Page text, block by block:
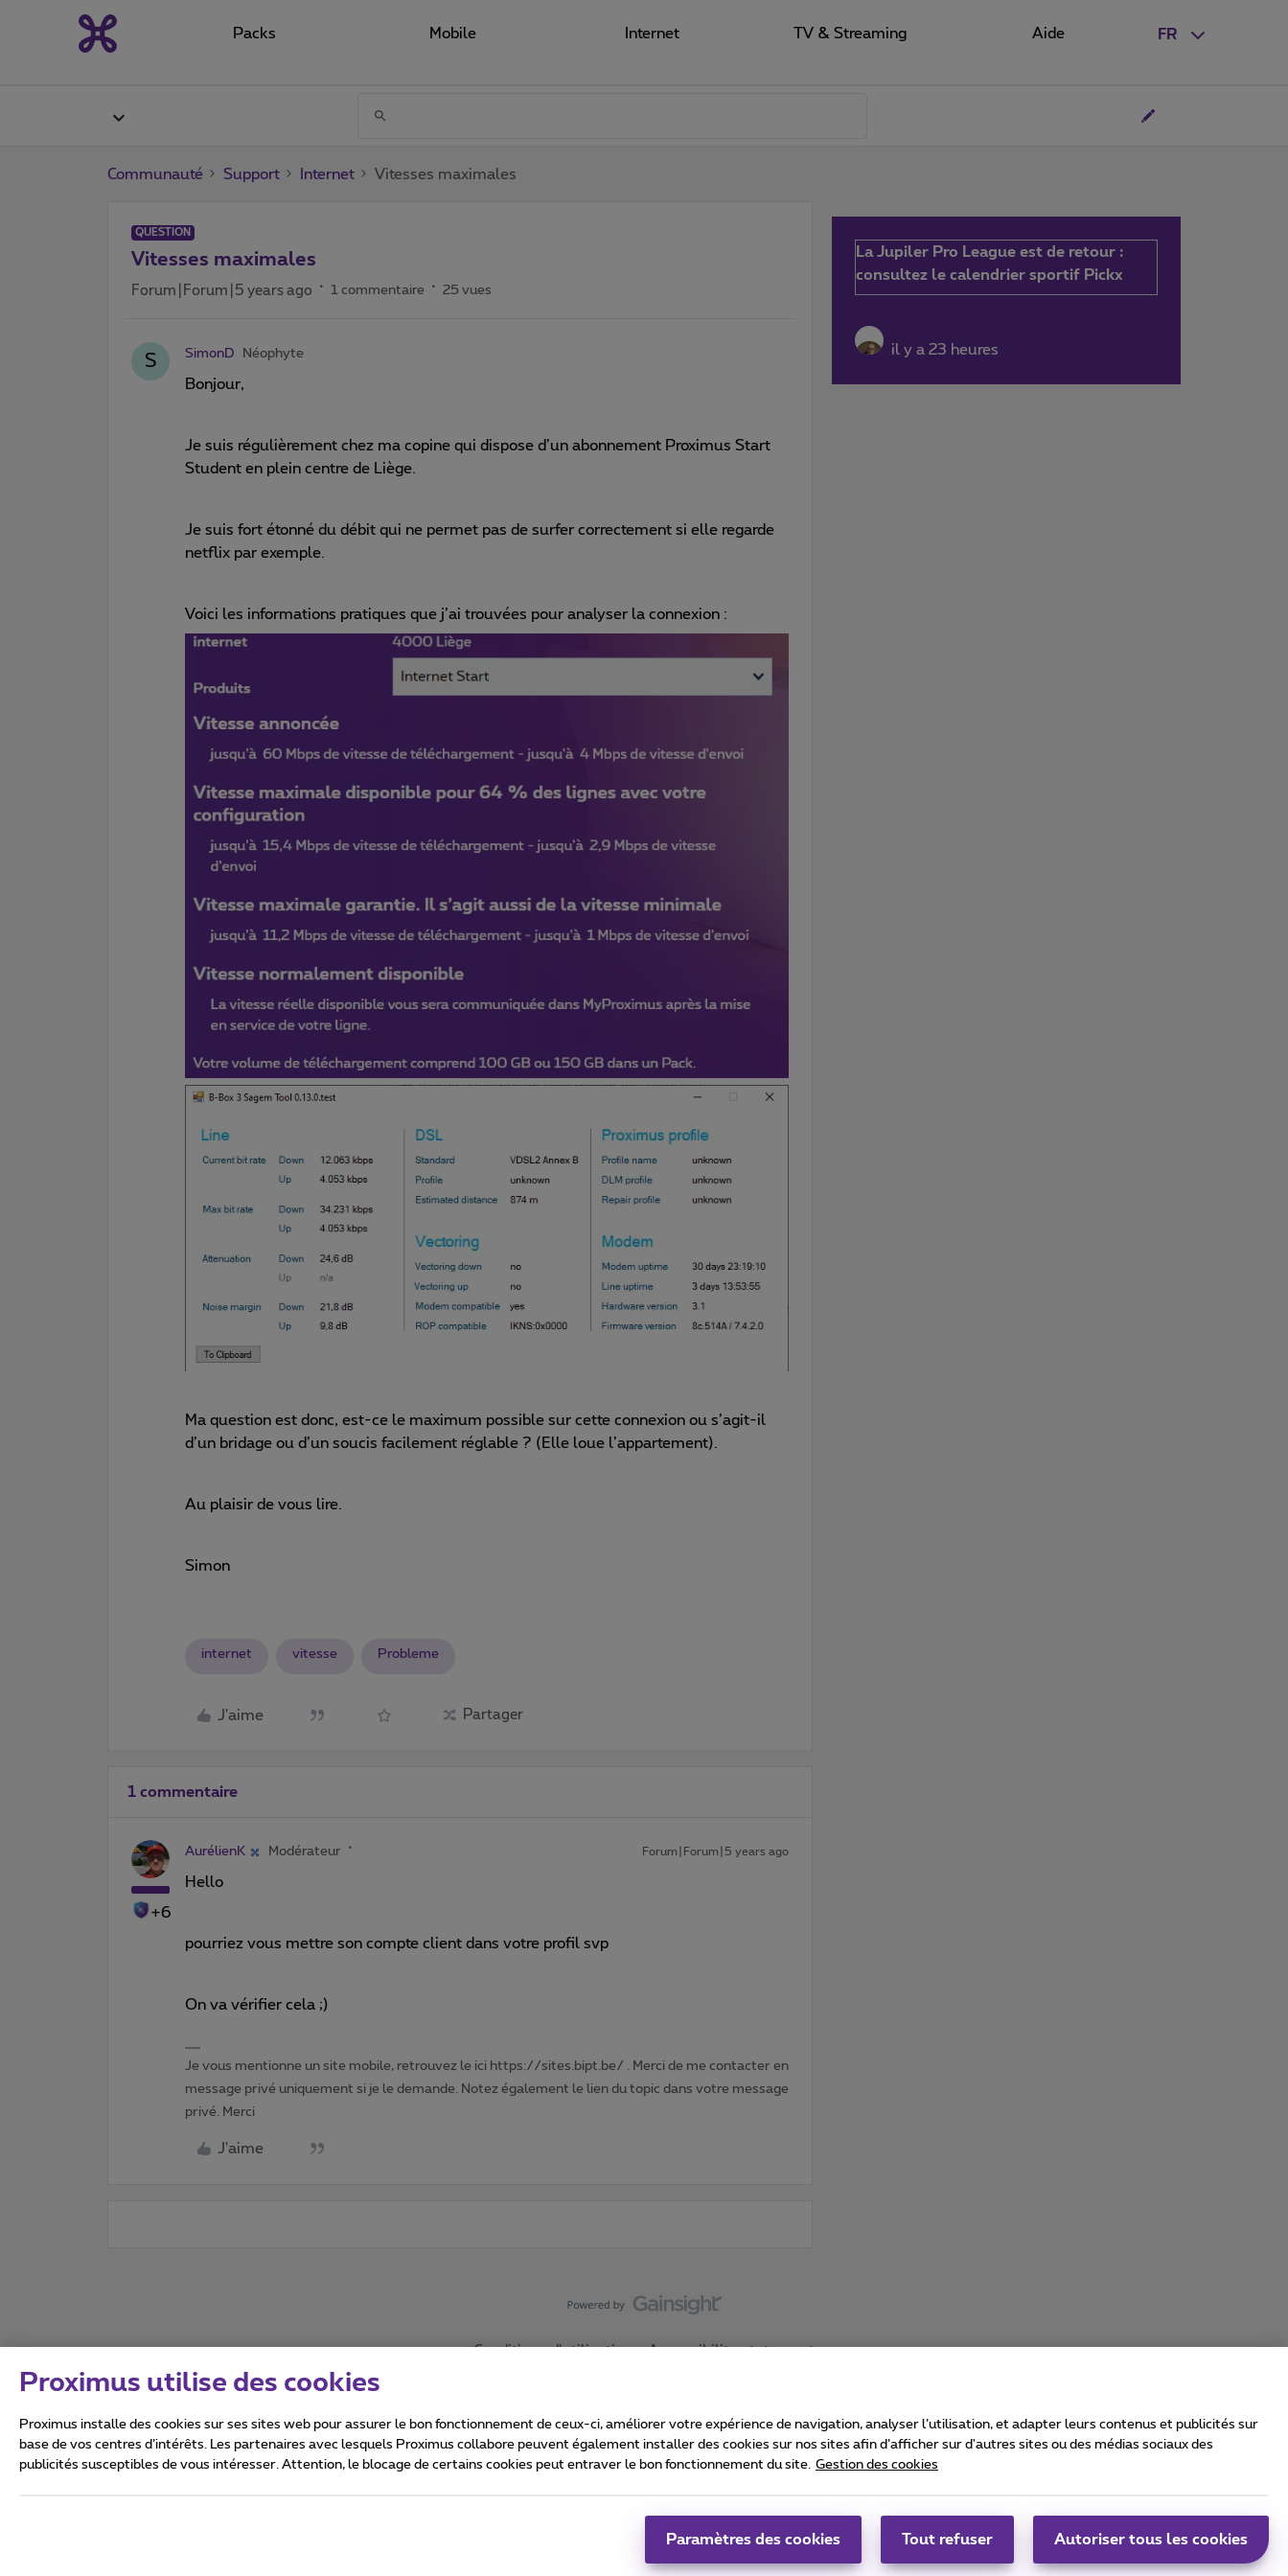
FR
Packs Mobile Internet TV & Streaming Aide
Communauté Support Internet Vitesses maximales
QUESTION
Vitesses maximales
Forum|Forum|5 years ago 1 commentaire 25 vues
S SimonD Néophyte
Bonjour,
Je suis régulièrement chez ma copine qui dispose d’un abonnement Proximus Start
Student en plein centre de Liège.
Je suis fort étonné du débit qui ne permet pas de surfer correctement si elle regarde
netflix par exemple.
Voici les informations pratiques que j’ai trouvées pour analyser la connexion :
Ma question est donc, est-ce le maximum possible sur cette connexion ou s’agit-il
d’un bridage ou d’un soucis facilement réglable ? (Elle loue l’appartement).
Au plaisir de vous lire.
Simon
internet vitesse Probleme
J'aime Partager
1 commentaire
+6
AurélienK Modérateur Forum|Forum|5 years ago
Hello
pourriez vous mettre son compte client dans votre profil svp
On va vérifier cela ;)
Je vous mentionne un site mobile, retrouvez le ici https://sites.bipt.be/ . Merci de me contacter en
message privé uniquement si je le demande. Notez également le lien du topic dans votre message
privé. Merci
J'aime
La Jupiler Pro League est de retour :
consultez le calendrier sportif Pickx
il y a 23 heures
Conditions d'utilisation Accessibility statement
Tous droits réservés. ©2026Proximus
Carrier & Wholesale Solutions
Proximus Group
|
Proximus utilise des cookies
Proximus installe des cookies sur ses sites web pour assurer le bon fonctionnement de ceux-ci, améliorer votre expérience de navigation, analyser l’utilisation, et adapter leurs contenus et publicités sur
base de vos centres d’intérêts. Les partenaires avec lesquels Proximus collabore peuvent également installer des cookies sur nos sites afin d’afficher sur d'autres sites ou des médias sociaux des
publicités susceptibles de vous intéresser. Attention, le blocage de certains cookies peut entraver le bon fonctionnement du site. Gestion des cookies
Paramètres des cookies Tout refuser Autoriser tous les cookies